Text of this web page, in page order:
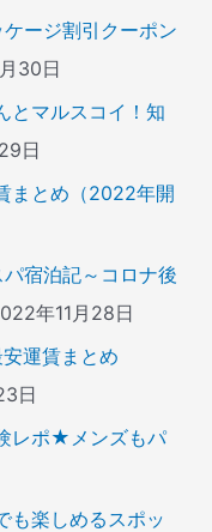
ージ割引クーポン
30日
とマルスコイ！知
日
まとめ（2022年開
宿泊記～コロナ後
年11月28日
運賃まとめ
日
レポ★メンズもパ
も楽しめるスポッ